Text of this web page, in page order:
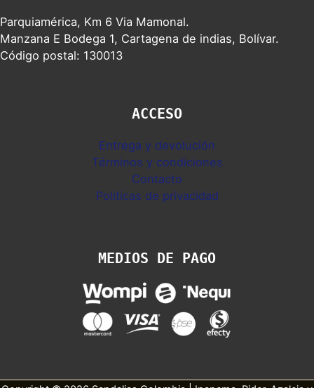
Parquiamérica, Km 6 Via Mamonal.
Manzana E Bodega 1, Cartagena de indias, Bolívar.
Código postal: 130013
ACCESO
Entrega y devolución
Términos y condiciones
Contacto
Politicas de privacidad
MEDIOS DE PAGO